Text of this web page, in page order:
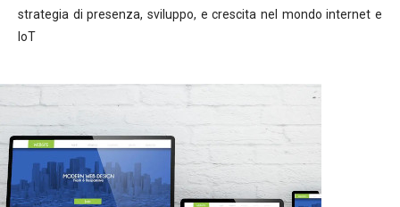
strategia di presenza, sviluppo, e crescita nel mondo internet e
IoT